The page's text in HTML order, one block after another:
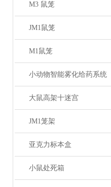
M3 鼠笼
JM1鼠笼
M1鼠笼
小动物智能雾化给药系统
大鼠高架十迷宫
JM1笼架
亚克力标本盒
小鼠处死箱